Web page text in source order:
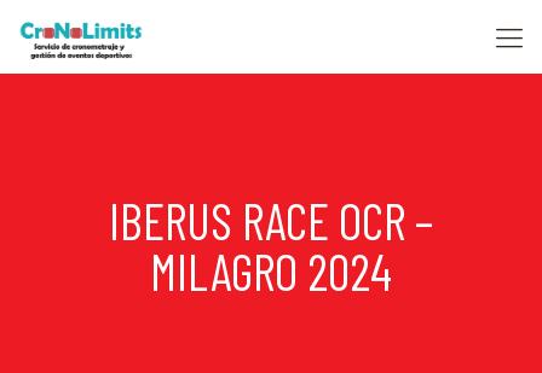
IBERUS RACE OCR –
MILAGRO 2024